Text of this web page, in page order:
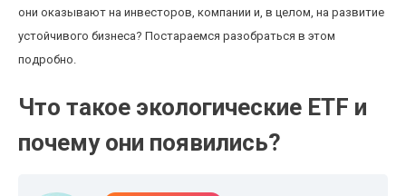
они оказывают на инвесторов, компании и, в целом, на развитие
устойчивого бизнеса? Постараемся разобраться в этом
подробно.
Что такое экологические ETF и
почему они появились?